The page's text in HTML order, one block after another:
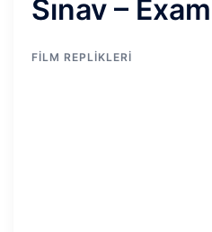
Sınav – Exam
FILM REPLIKLERI